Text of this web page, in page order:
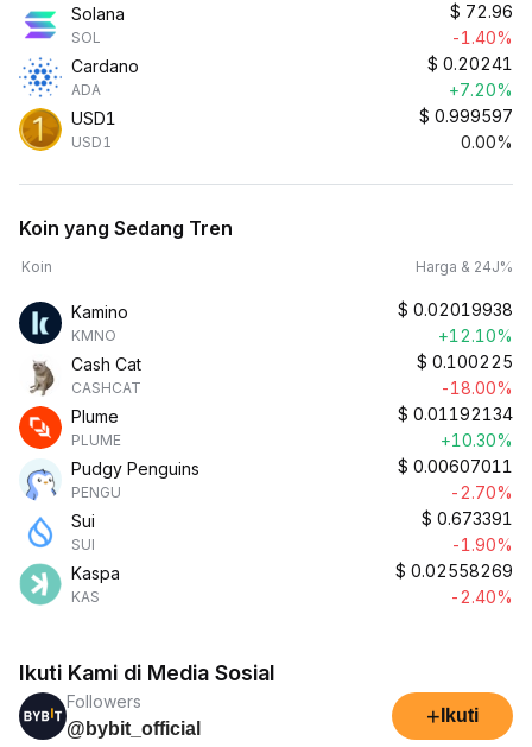
Solana
SOL
$ 72.96
-1.40%
Cardano
ADA
$ 0.20241
+7.20%
USD1
USD1
$ 0.999597
0.00%
Koin yang Sedang Tren
Koin Harga & 24J%
Kamino
KMNO
$ 0.02019938
+12.10%
Cash Cat
CASHCAT
$ 0.100225
-18.00%
Plume
PLUME
$ 0.01192134
+10.30%
Pudgy Penguins
PENGU
$ 0.00607011
-2.70%
Sui
SUI
$ 0.673391
-1.90%
Kaspa
KAS
$ 0.02558269
-2.40%
Ikuti Kami di Media Sosial
Followers
@bybit_official
+ Ikuti